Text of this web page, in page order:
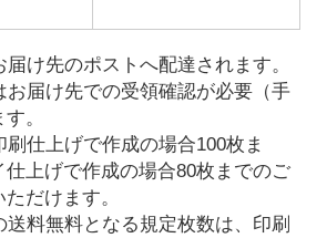
け先のポストへ配達されます。
届け先での受領確認が必要（手
。
仕上げで作成の場合100枚ま
仕上げで作成の場合80枚までのご
だけます。
送料無料となる規定枚数は、印刷